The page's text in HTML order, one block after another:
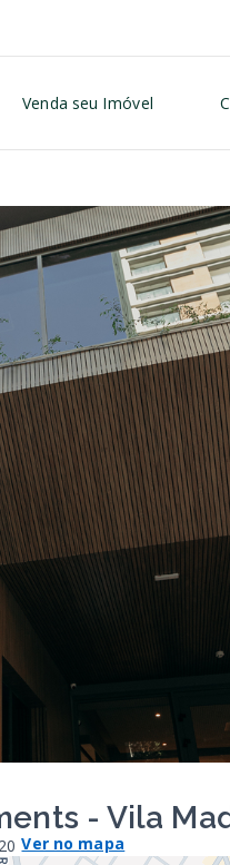
Venda seu Imóvel
- Vila
Ver no mapa